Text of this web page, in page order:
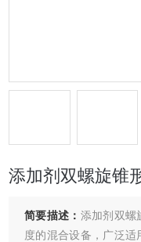
添加剂双螺旋锥
简要描述： 添加剂双螺
度的混合设备，广泛